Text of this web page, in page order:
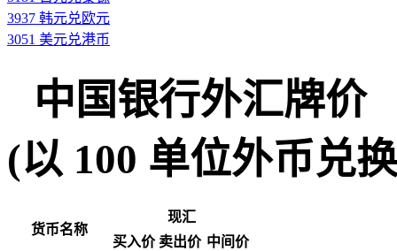
3937 韩元兑欧元
3051 美元兑港币
中国银行外汇牌价
(以 100 单位外币兑
货币名称
现汇
买入价 卖出价 中间价